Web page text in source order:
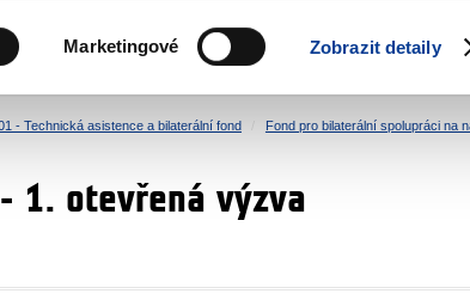
Marketingové Zobrazit detaily
VNITŘNÍ VĚCI
- Technická asistence a bilaterální fond Fond pro bilaterální spolupráci na
1. otevřená výzva